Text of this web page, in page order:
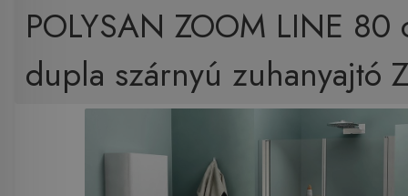
POLYSAN ZOOM LINE 80
dupla szárnyú zuhanyajtó